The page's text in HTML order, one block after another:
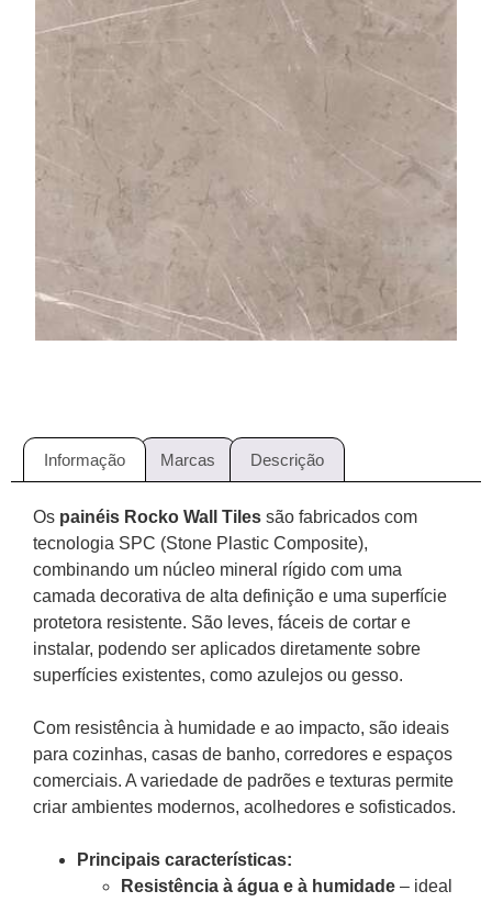
Informação Marcas Descrição
Os painéis Rocko Wall Tiles são fabricados com
tecnologia SPC (Stone Plastic Composite),
combinando um núcleo mineral rígido com uma
camada decorativa de alta definição e uma superfície
protetora resistente. São leves, fáceis de cortar e
instalar, podendo ser aplicados diretamente sobre
superfícies existentes, como azulejos ou gesso.
Com resistência à humidade e ao impacto, são ideais
para cozinhas, casas de banho, corredores e espaços
comerciais. A variedade de padrões e texturas permite
criar ambientes modernos, acolhedores e sofisticados.
Principais características:
Resistência à água e à humidade – ideal